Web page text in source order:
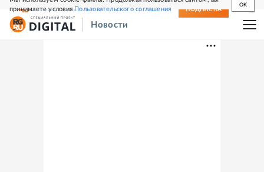
принимаете условияПользовательского соглашения
OK
СВЕЖИЙ НОМЕР ПОДПИСКА
Новости